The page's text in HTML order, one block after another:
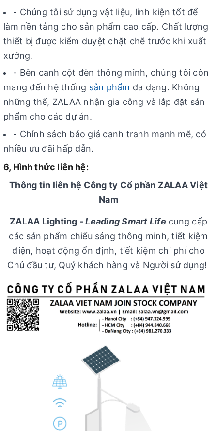
- Chúng tôi sử dụng vật liệu, linh kiện tốt để
làm nền tảng cho sản phẩm cao cấp. Chất lượng
thiết bị được kiểm duyệt chặt chẽ trước khi xuất
xưởng.
- Bên cạnh cột đèn thông minh, chúng tôi còn
mang đến hệ thống sản phẩm đa dạng. Không
những thế, ZALAA nhận gia công và lắp đặt sản
phẩm cho các dự án.
- Chính sách báo giá cạnh tranh mạnh mẽ, có
nhiều ưu đãi hấp dẫn.
6, Hình thức liên hệ:
Thông tin liên hệ Công ty Cổ phần ZALAA Việt
Nam
ZALAA Lighting -Leading Smart Life cung cấp
các sản phẩm chiếu sáng thông minh, tiết kiệm
điện, hoạt động ổn định, tiết kiệm chi phí cho
Chủ đầu tư, Quý khách hàng và Người sử dụng!